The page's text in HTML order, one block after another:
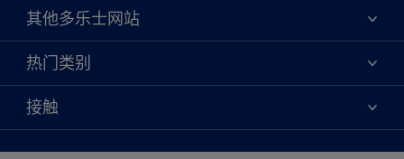
关于我们
联系我们
查找店铺
绿色工厂
其他多乐士网站
焕新服务
多乐士专业
天猫官方旗舰店
热门类别
颜色
产品
创意灵感
接触